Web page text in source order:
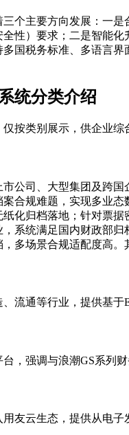
个主要方向发展：一
全性）要求；二是智能
国税务标准、多语言
统分类介绍
按类别展示，供企业综
公司、大型集团及跨
合规难题，实现多业
化归档落地；针对票
系统满足国内财政部
多场景合规适配度高
流通等行业，提供基
，强调与浪潮GS系列
友云生态，提供从电